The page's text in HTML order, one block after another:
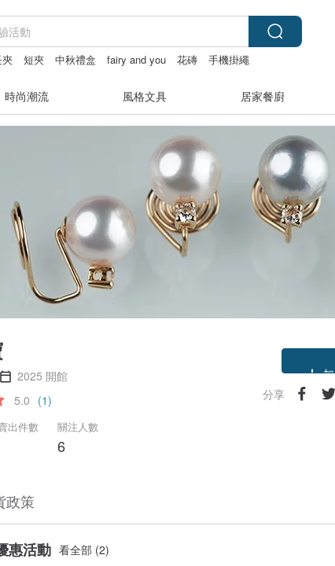
夾 短夾 中秋禮盒 fairy and you 花磚 手機掛繩
時尚潮流 風格文具 居家餐廚
2025 開館
5.0 (1)
出件數 關注人數
6
分享
政策
惠活動 看全部 (2)